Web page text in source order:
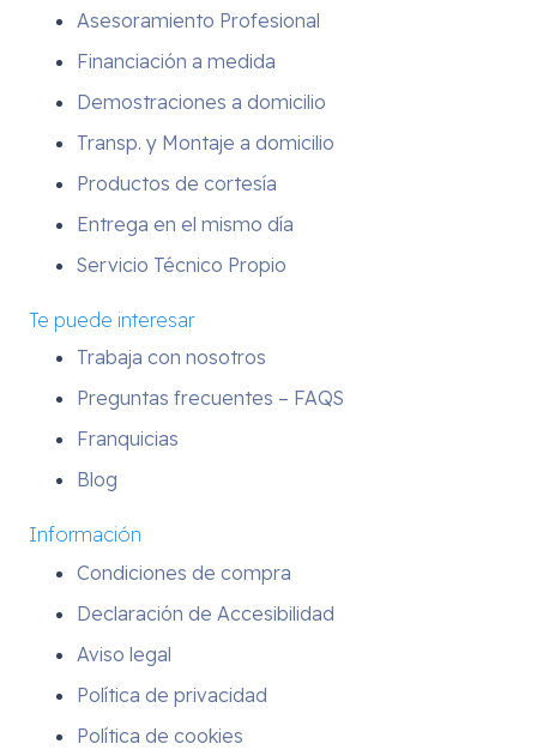
Asesoramiento Profesional
Financiación a medida
Demostraciones a domicilio
Transp. y Montaje a domicilio
Productos de cortesía
Entrega en el mismo día
Servicio Técnico Propio
Te puede interesar
Trabaja con nosotros
Preguntas frecuentes – FAQS
Franquicias
Blog
Información
Condiciones de compra
Declaración de Accesibilidad
Aviso legal
Política de privacidad
Política de cookies